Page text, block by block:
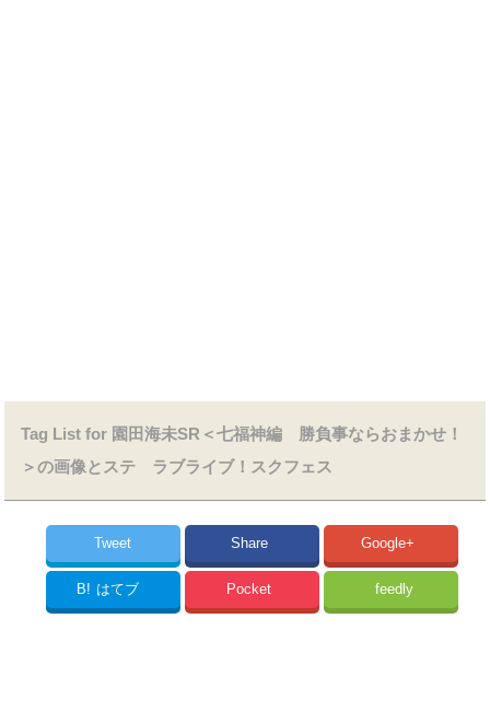
Tag List for 園田海未SR＜七福神編 勝負事ならおまかせ！
＞の画像とステ ラブライブ！スクフェス
Tweet Share Google+
B! はてブ Pocket feedly